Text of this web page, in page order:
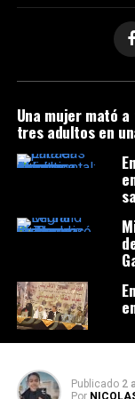
Una mujer mató
tres adultos en
Publicado 2
Por